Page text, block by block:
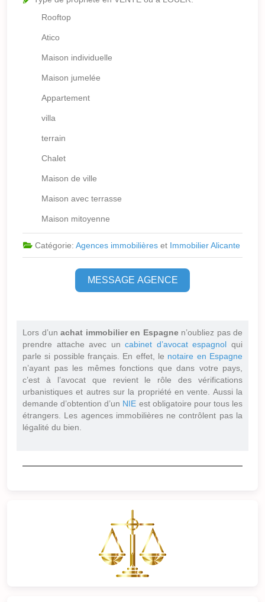
Rooftop
Atico
Maison individuelle
Maison jumelée
Appartement
villa
terrain
Chalet
Maison de ville
Maison avec terrasse
Maison mitoyenne
Catégorie: Agences immobilièreset Immobilier Alicante
MESSAGE AGENCE
Lors d’un achat immobilier en Espagnen’oubliez pas de
prendre attache avec uncabinet d’avocat espagnol qui
parle si possible français. En effet, le notaire en Espagne
n’ayant pas les mêmes fonctions que dans votre pays,
c’est à l’avocat que revient le rôle des vérifications
urbanistiques et autres sur la propriété en vente. Aussi la
demande d’obtention d’un NIE est obligatoire pour tous les
étrangers. Les agences immobilières ne contrôlent pas la
légalité du bien.